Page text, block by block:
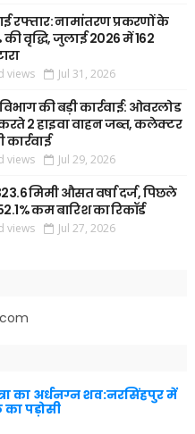
रफ्तार: नामांतरण प्रकरणों के
वृद्धि, जुलाई 2026 में 162
views Jul 31, 2026
की बड़ी कार्रवाई: ओवरलोड
2 हाइवा वाहन जब्त, कलेक्टर
views Jul 29, 2026
मिमी औसत वर्षा दर्ज, पिछले
कम बारिश का रिकॉर्ड
views Jul 27, 2026
का अर्धनग्न शव:नरसिंहपुर में
पड़ोसी